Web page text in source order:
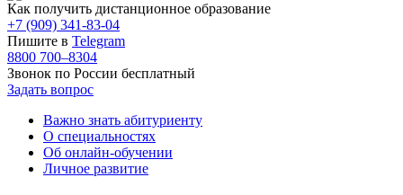
Как получить дистанционное образование
+7 (909) 341-83-04
Пишите в Telegram
8800 700–8304
Звонок по России бесплатный
Задать вопрос
Важно знать абитуриенту
О специальностях
Об онлайн-обучении
Личное развитие